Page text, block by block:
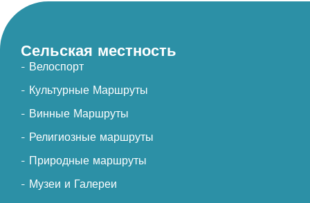
Сельская местность
- Велоспорт
- Культурные Маршруты
- Винные Маршруты
- Религиозные маршруты
- Природные маршруты
- Музеи и Галереи